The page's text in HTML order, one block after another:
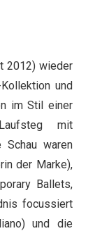
2012) wieder
und
im Stil einer
mit
Schau waren
der Marke),
Ballets,
focussiert
und die